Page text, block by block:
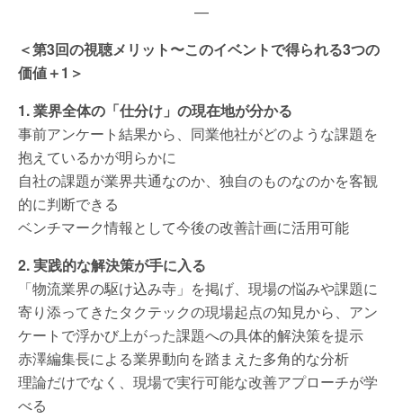
—
＜第3回の視聴メリット〜このイベントで得られる3つの
価値＋1＞
1. 業界全体の「仕分け」の現在地が分かる
事前アンケート結果から、同業他社がどのような課題を
抱えているかが明らかに
自社の課題が業界共通なのか、独自のものなのかを客観
的に判断できる
ベンチマーク情報として今後の改善計画に活用可能
2. 実践的な解決策が手に入る
「物流業界の駆け込み寺」を掲げ、現場の悩みや課題に
寄り添ってきたタクテックの現場起点の知見から、アン
ケートで浮かび上がった課題への具体的解決策を提示
赤澤編集長による業界動向を踏まえた多角的な分析
理論だけでなく、現場で実行可能な改善アプローチが学
べる